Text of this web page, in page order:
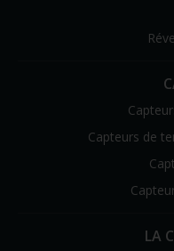
Capteurs de
LA